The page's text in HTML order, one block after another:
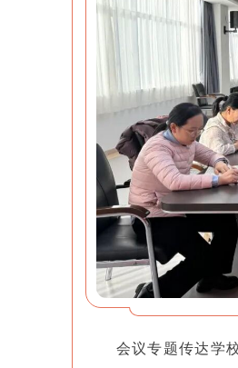
会议专题传达学